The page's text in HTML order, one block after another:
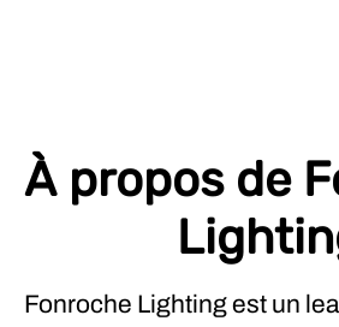
À propos de
Fonroche Lighting est un